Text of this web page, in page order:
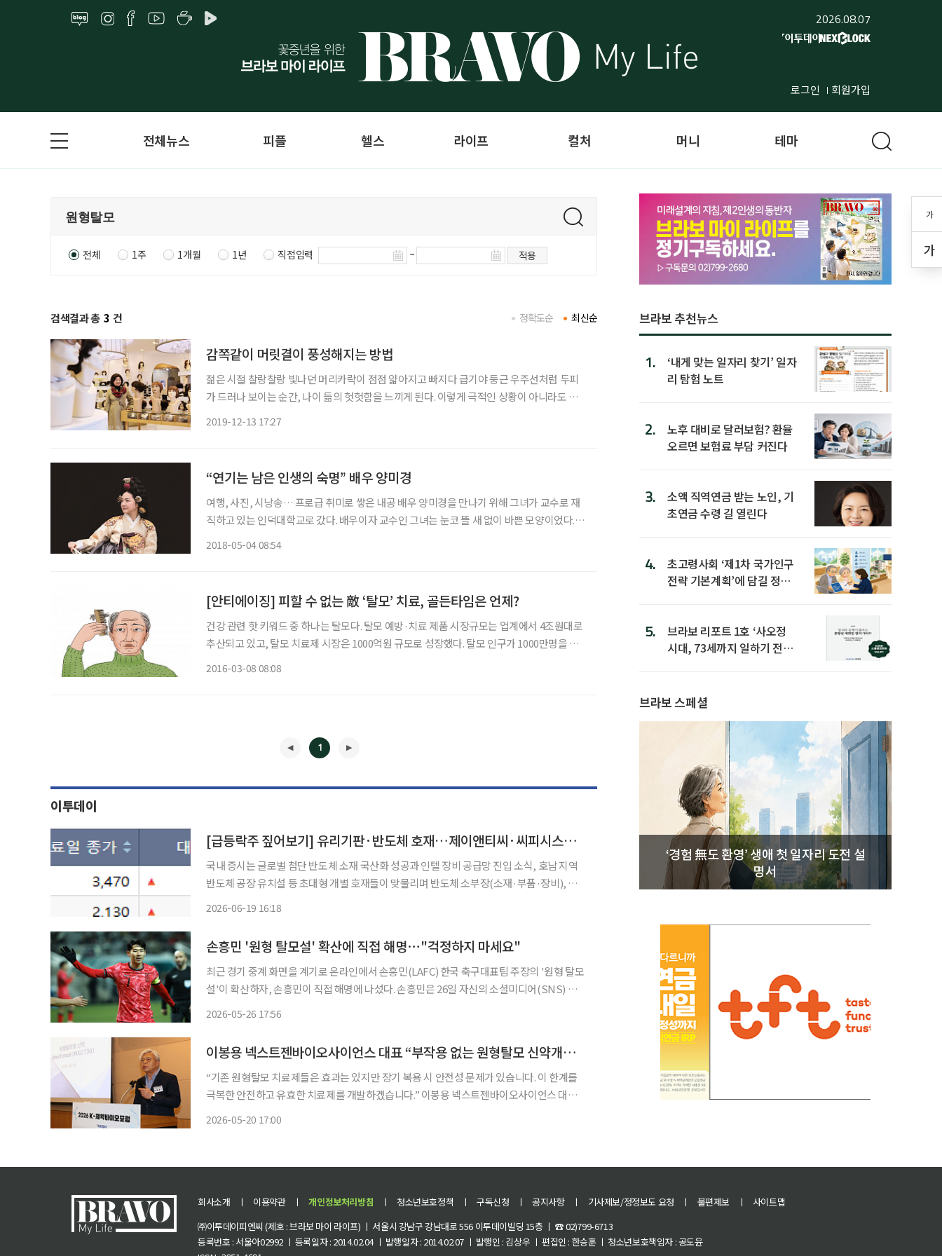
2026.08.07
로그인 회원가입
가
가
전체뉴스 피플 헬스 라이프 컬처 머니 테마
전체 1주 1개월 1년 직접입력 ~ 적용
검색결과 총 3 건 최신순
정확도순
감쪽같이 머릿결이 풍성해지는 방법
젊은 시절 찰랑찰랑 빛나던 머리카락이 점점 얇아지고 빠지다 급기야 둥근 우주선처럼 두피
가 드러나 보이는 순간, 나이 듦의 헛헛함을 느끼게 된다. 이렇게 극적인 상황이 아니라도 누
2019-12-13 17:27
“연기는 남은 인생의 숙명” 배우 양미경
여행, 사진, 시낭송… 프로급 취미로 쌓은 내공 배우 양미경을 만나기 위해 그녀가 교수로 재
직하고 있는 인덕대학교로 갔다. 배우이자 교수인 그녀는 눈코 뜰 새 없이 바쁜 모양이었다. 몇
2018-05-04 08:54
[안티에이징] 피할 수 없는 敵 ‘탈모’ 치료, 골든타임은 언제?
건강 관련 핫 키워드 중 하나는 탈모다. 탈모 예방·치료 제품 시장규모는 업계에서 4조원대로
추산되고 있고, 탈모 치료제 시장은 1000억원 규모로 성장했다. 탈모 인구가 1000만명을 돌
2016-03-08 08:08
1
이투데이
[급등락주 짚어보기] 유리기판·반도체 호재…제이앤티씨·씨피시스템 등 '上'
국내 증시는 글로벌 첨단 반도체 소재 국산화 성공과 인텔 장비 공급망 진입 소식, 호남 지역
반도체 공장 유치설 등 초대형 개별 호재들이 맞물리며 반도체 소부장(소재·부품·장비), 에
2026-06-19 16:18
손흥민 '원형 탈모설' 확산에 직접 해명⋯"걱정하지 마세요"
최근 경기 중계 화면을 계기로 온라인에서 손흥민(LAFC) 한국 축구대표팀 주장의 '원형 탈모
설'이 확산하자, 손흥민이 직접 해명에 나섰다. 손흥민은 26일 자신의 소셜미디어(SNS) 인스
2026-05-26 17:56
이봉용 넥스트젠바이오사이언스 대표 “부작용 없는 원형탈모 신약개발”[바이오포럼 2026]
“기존 원형탈모 치료제들은 효과는 있지만 장기 복용 시 안전성 문제가 있습니다. 이 한계를
극복한 안전하고 유효한 치료제를 개발하겠습니다.” 이봉용 넥스트젠바이오사이언스 대표
2026-05-20 17:00
브라보 추천뉴스
1.
‘내게 맞는 일자리 찾기’ 일자
리 탐험 노트
2.
노후 대비로 달러보험? 환율
오르면 보험료 부담 커진다
3.
소액 직역연금 받는 노인, 기
초연금 수령 길 열린다
4.
초고령사회 ‘제1차 국가인구
전략 기본계획’에 담길 정책
5.
브라보 리포트 1호 ‘사오정
시대, 73세까지 일하기 전략’
브라보 스페셜
‘경험 無도 환영’ 생애 첫 일자리 도전 설
명서
회사소개 ㅣ 이용약관 ㅣ 개인정보처리방침 ㅣ 청소년보호정책 ㅣ 구독신청 ㅣ 공지사항 ㅣ 기사제보/정정보도 요청 ㅣ 불편제보 ㅣ
사이트맵
㈜이투데이피엔씨 (제호 : 브라보 마이 라이프) ㅣ 서울시 강남구 강남대로 556 이투데이빌딩 15층 ㅣ ☎ 02)799-6713
등록번호 : 서울아02992 ㅣ 등록일자 : 2014.02.04 ㅣ 발행일자 : 2014.02.07 ㅣ 발행인 : 김상우 ㅣ 편집인 : 한승훈 ㅣ 청소년보호책임자 : 공도윤